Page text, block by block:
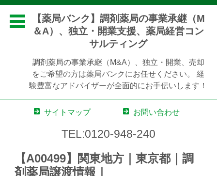
【薬局バンク】調剤薬局の事業承継（M
＆A）、独立・開業支援、薬局経営コン
サルティング
調剤薬局の事業承継（M&A）、独立・開業、売却
をご希望の方は薬局バンクにお任せください。 経
験豊富なアドバイザーが全面的にお手伝いします！
サイトマップ お問い合わせ
TEL:0120-948-240
【A00499】関東地方｜東京都｜調
剤薬局譲渡情報｜